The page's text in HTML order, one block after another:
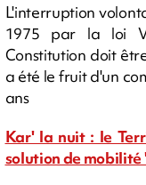
L'interruption
1975 par la loi
Constitution doit
a été le fruit d'un
ans
Kar' la nuit : le
solution de mobilité